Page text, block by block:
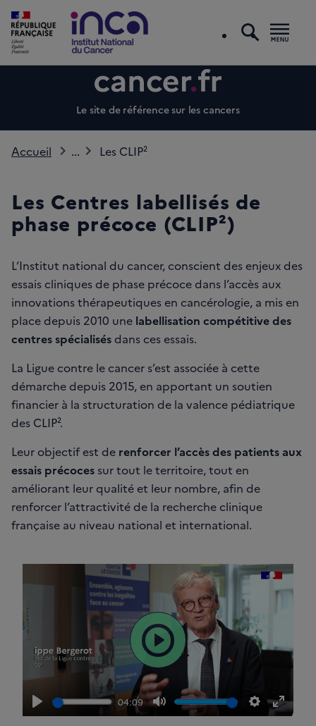
Le site de référence sur les cancers
Accueil ... Les CLIP²
Les Centres labellisés de
phase précoce (CLIP²)
L’Institut national du cancer, conscient des enjeux des
essais cliniques de phase précoce dans l’accès aux
innovations thérapeutiques en cancérologie, a mis en
place depuis 2010 une labellisation compétitive des
centres spécialisés dans ces essais.
La Ligue contre le cancer s’est associée à cette
démarche depuis 2015, en apportant un soutien
financier à la structuration de la valence pédiatrique
des CLIP².
Leur objectif est de renforcer l’accès des patients aux
essais précoces sur tout le territoire, tout en
améliorant leur qualité et leur nombre, afin de
renforcer l’attractivité de la recherche clinique
française au niveau national et international.
Lire
04:09
Muet Paramètres
Passer
Lire